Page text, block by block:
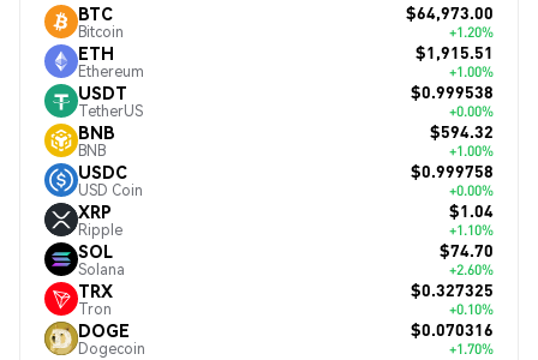
BTC
Bitcoin
$64,973.00
+1.20%
ETH
Ethereum
$1,915.51
+1.00%
USDT
TetherUS
$0.999538
+0.00%
BNB
BNB
$594.32
+1.00%
USDC
USD Coin
$0.999758
+0.00%
XRP
Ripple
$1.04
+1.10%
SOL
Solana
$74.70
+2.60%
TRX
Tron
$0.327325
+0.10%
DOGE
Dogecoin
$0.070316
+1.70%